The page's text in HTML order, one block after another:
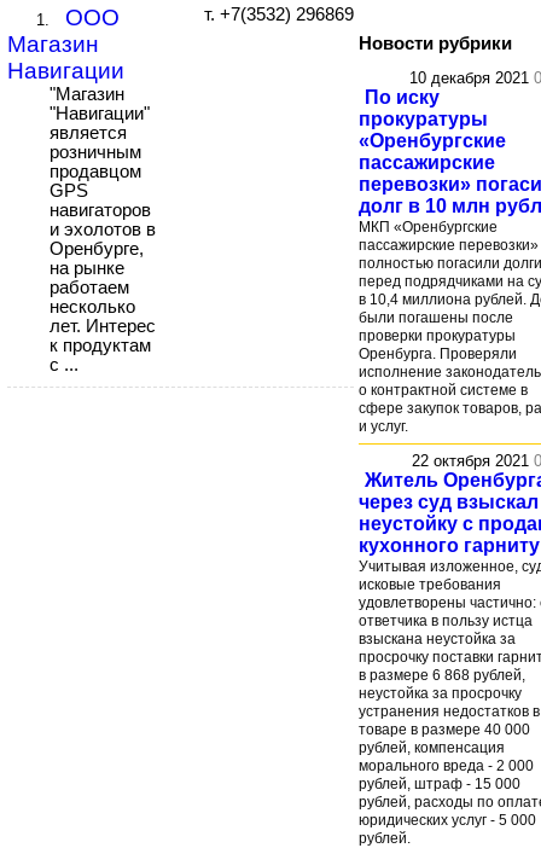
1.
ООО
Магазин
Навигации
"Магазин
"Навигации"
является
розничным
продавцом
GPS
навигаторов
и эхолотов в
Оренбурге,
на рынке
работаем
несколько
лет. Интерес
к продуктам
с ...
т. +7(3532) 296869
Новости рубрики
10 декабря 2021
По иску
прокуратуры
«Оренбургские
пассажирские
перевозки»
долг в 10 млн
МКП «Оренбургские
пассажирские перевозки»
полностью погасили долги
перед подрядчиками на
в 10,4 миллиона рублей.
были погашены после
проверки прокуратуры
Оренбурга. Проверяли
исполнение
о контрактной системе в
сфере закупок товаров,
и услуг.
22 октября 2021
Житель
через суд взыскал
неустойку с
кухонного
Учитывая изложенное,
исковые требования
удовлетворены частично:
ответчика в пользу истца
взыскана неустойка за
просрочку поставки
в размере 6 868 рублей,
неустойка за просрочку
устранения недостатков в
товаре в размере 40 000
рублей, компенсация
морального вреда - 2 000
рублей, штраф - 15 000
рублей, расходы по
юридических услуг - 5 000
рублей.